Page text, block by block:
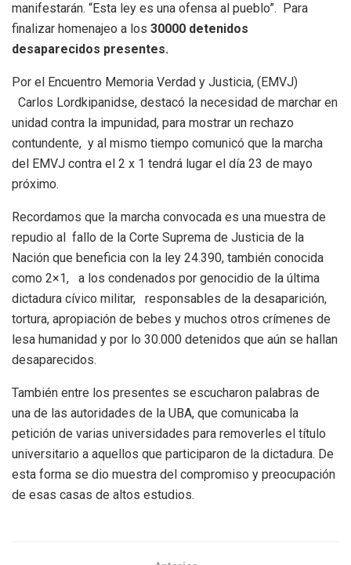
manifestarán. “Esta ley es una ofensa al pueblo”. Para
finalizar homenajeo a los 30000 detenidos
desaparecidos presentes.
Por el Encuentro Memoria Verdad y Justicia, (EMVJ)
Carlos Lordkipanidse, destacó la necesidad de marchar en
unidad contra la impunidad, para mostrar un rechazo
contundente, y al mismo tiempo comunicó que la marcha
del EMVJ contra el 2 x 1 tendrá lugar el día 23 de mayo
próximo.
Recordamos que la marcha convocada es una muestra de
repudio al fallo de la Corte Suprema de Justicia de la
Nación que beneficia con la ley 24.390, también conocida
como 2×1, a los condenados por genocidio de la última
dictadura cívico militar, responsables de la desaparición,
tortura, apropiación de bebes y muchos otros crímenes de
lesa humanidad y por lo 30.000 detenidos que aún se hallan
desaparecidos.
También entre los presentes se escucharon palabras de
una de las autoridades de la UBA, que comunicaba la
petición de varias universidades para removerles el título
universitario a aquellos que participaron de la dictadura. De
esta forma se dio muestra del compromiso y preocupación
de esas casas de altos estudios.